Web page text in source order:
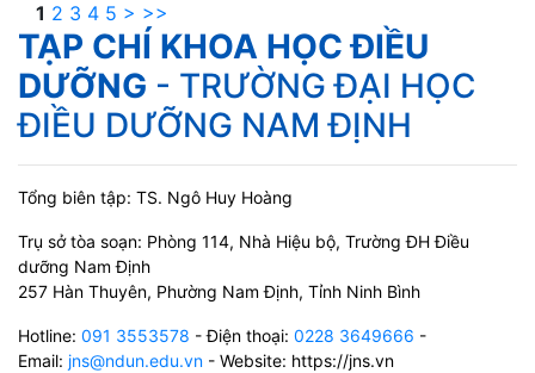
1 2 3 4 5 > >>
TẠP CHÍ KHOA HỌC ĐIỀU
DƯỠNG - TRƯỜNG ĐẠI HỌC
ĐIỀU DƯỠNG NAM ĐỊNH
Tổng biên tập: TS. Ngô Huy Hoàng
Trụ sở tòa soạn: Phòng 114, Nhà Hiệu bộ, Trường ĐH Điều
dưỡng Nam Định
257 Hàn Thuyên, Phường Nam Định, Tỉnh Ninh Bình
Hotline: 091 3553578 - Điện thoại: 0228 3649666 -
Email: jns@ndun.edu.vn - Website: https://jns.vn